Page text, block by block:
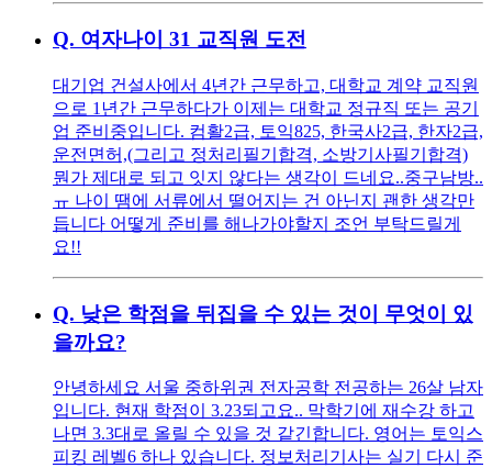
Q. 여자나이 31 교직원 도전
대기업 건설사에서 4년간 근무하고, 대학교 계약 교직원
으로 1년간 근무하다가 이제는 대학교 정규직 또는 공기
업 준비중입니다. 컴활2급, 토익825, 한국사2급, 한자2급,
운전면허,(그리고 정처리필기합격, 소방기사필기합격)
뭔가 제대로 되고 잇지 않다는 생각이 드네요..중구남방..
ㅠ 나이 땜에 서류에서 떨어지는 건 아닌지 괜한 생각만
듭니다 어떻게 준비를 해나가야할지 조언 부탁드릴게
요!!
Q. 낮은 학점을 뒤집을 수 있는 것이 무엇이 있
을까요?
안녕하세요 서울 중하위권 전자공학 전공하는 26살 남자
입니다. 현재 학점이 3.23되고요.. 막학기에 재수강 하고
나면 3.3대로 올릴 수 있을 것 같긴합니다. 영어는 토익스
피킹 레벨6 하나 있습니다. 정보처리기사는 실기 다시 준